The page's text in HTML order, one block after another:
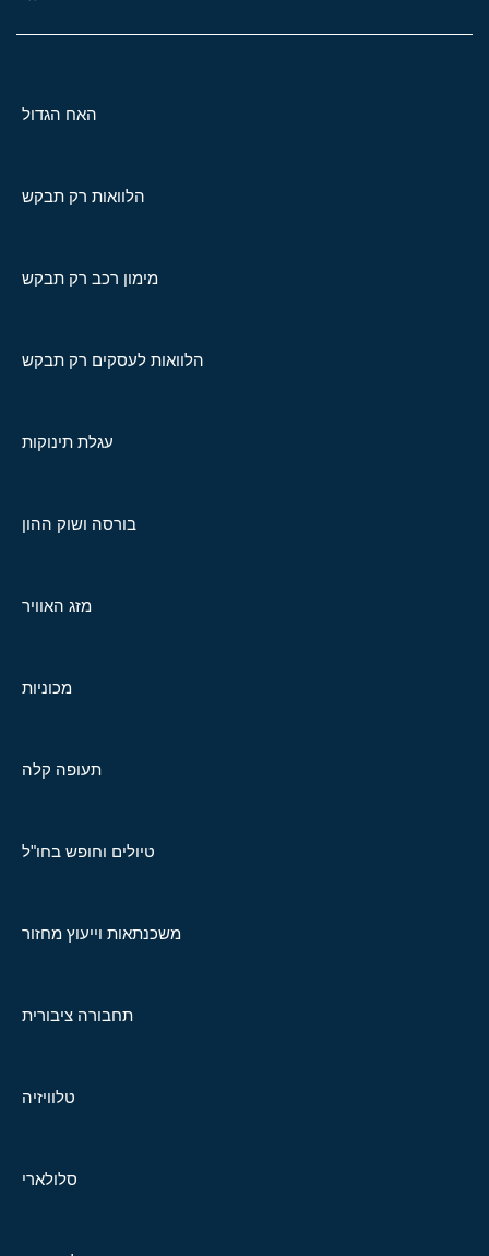
האח הגדול
הלוואות רק תבקש
מימון רכב רק תבקש
הלוואות לעסקים רק תבקש
עגלת תינוקות
בורסה ושוק ההון
מזג האוויר
מכוניות
תעופה קלה
טיולים וחופש בחו"ל
משכנתאות וייעוץ מחזור
תחבורה ציבורית
טלוויזיה
סלולארי